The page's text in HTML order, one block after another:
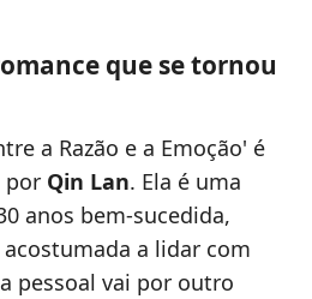
que se tornou
a Razão e a Emoção' é
por Qin Lan. Ela é uma
anos bem-sucedida,
a lidar com
pessoal vai por outro